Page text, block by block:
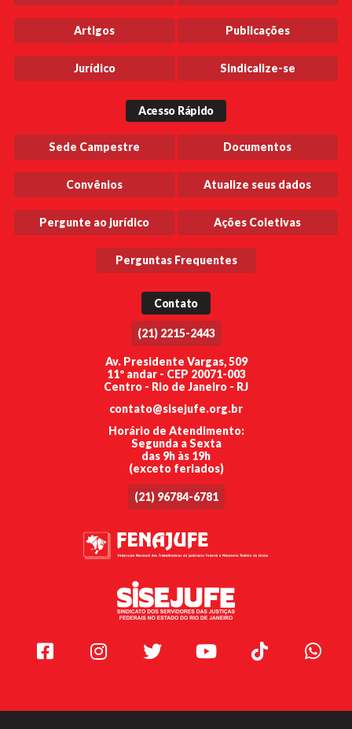
Artigos Publicações
Jurídico Sindicalize-se
Acesso Rápido
Sede Campestre Documentos
Convênios Atualize seus dados
Pergunte ao jurídico Ações Coletivas
Perguntas Frequentes
Contato
(21) 2215-2443
Av. Presidente Vargas, 509
11º andar - CEP 20071-003
Centro - Rio de Janeiro - RJ
contato@sisejufe.org.br
Horário de Atendimento:
Segunda a Sexta
das 9h às 19h
(exceto feriados)
(21) 96784-6781
Facebook Instagram Twitter Youtube TikTok